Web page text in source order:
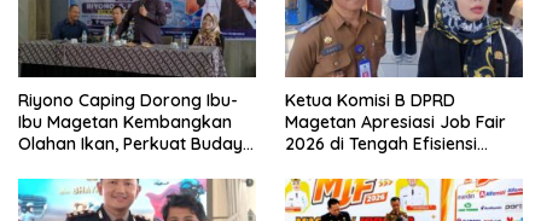
Riyono Caping Dorong Ibu-
Ibu Magetan Kembangkan
Olahan Ikan, Perkuat Budaya
Ketua Komisi B DPRD
Magetan Apresiasi Job Fair
2026 di Tengah Efisiensi